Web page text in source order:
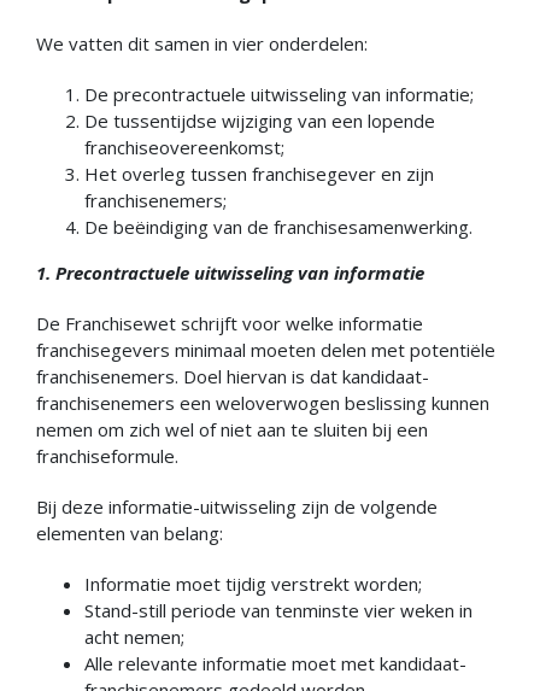
We vatten dit samen in vier onderdelen:
De precontractuele uitwisseling van informatie;
De tussentijdse wijziging van een lopende
franchiseovereenkomst;
Het overleg tussen franchisegever en zijn
franchisenemers;
De beëindiging van de franchisesamenwerking.
1. Precontractuele uitwisseling van informatie
De Franchisewet schrijft voor welke informatie
franchisegevers minimaal moeten delen met potentiële
franchisenemers. Doel hiervan is dat kandidaat-
franchisenemers een weloverwogen beslissing kunnen
nemen om zich wel of niet aan te sluiten bij een
franchiseformule.
Bij deze informatie-uitwisseling zijn de volgende
elementen van belang:
Informatie moet tijdig verstrekt worden;
Stand-still periode van tenminste vier weken in
acht nemen;
Alle relevante informatie moet met kandidaat-